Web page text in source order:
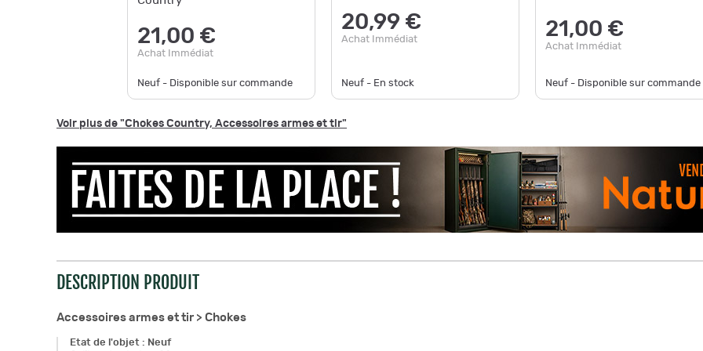
21,00 €
Achat Immédiat
Neuf - Disponible sur commande
20,99 €
Achat Immédiat
Neuf - En stock
21,00 €
Achat Immédiat
Neuf - Disponible sur commande
Voir plus de "Chokes Country, Accessoires armes et tir"
DESCRIPTION PRODUIT
Accessoires armes et tir > Chokes
Etat de l'objet : Neuf